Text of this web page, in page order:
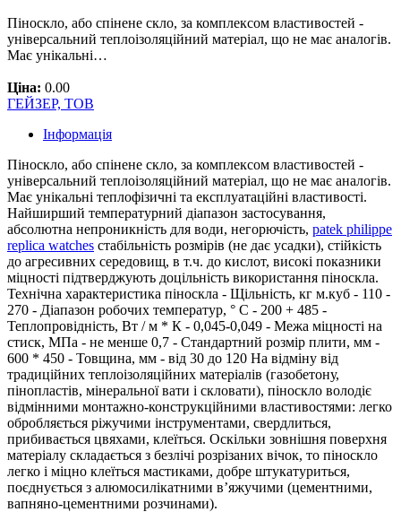
Піноскло, або спінене скло, за комплексом властивостей -
універсальний теплоізоляційний матеріал, що не має аналогів.
Має унікальні…
Ціна: 0.00
ГЕЙЗЕР, ТОВ
Інформація
Піноскло, або спінене скло, за комплексом властивостей -
універсальний теплоізоляційний матеріал, що не має аналогів.
Має унікальні теплофізичні та експлуатаційні властивості.
Найширший температурний діапазон застосування,
абсолютна непроникність для води, негорючість, patek philippe
replica watches стабільність розмірів (не дає усадки), стійкість
до агресивних середовищ, в т.ч. до кислот, високі показники
міцності підтверджують доцільність використання піноскла.
Технічна характеристика піноскла - Щільність, кг м.куб - 110 -
270 - Діапазон робочих температур, ° С - 200 + 485 -
Теплопровідність, Вт / м * К - 0,045-0,049 - Межа міцності на
стиск, МПа - не менше 0,7 - Стандартний розмір плити, мм -
600 * 450 - Товщина, мм - від 30 до 120 На відміну від
традиційних теплоізоляційних матеріалів (газобетону,
пінопластів, мінеральної вати і скловати), піноскло володіє
відмінними монтажно-конструкційними властивостями: легко
обробляється ріжучими інструментами, свердлиться,
прибивається цвяхами, клеїться. Оскільки зовнішня поверхня
матеріалу складається з безлічі розрізаних вічок, то піноскло
легко і міцно клеїться мастиками, добре штукатуриться,
поєднується з алюмосилікатними в’яжучими (цементними,
вапняно-цементними розчинами).